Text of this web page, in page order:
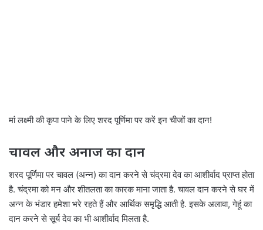
मां लक्ष्मी की कृपा पाने के लिए शरद पूर्णिमा पर करें इन चीजों का दान!
चावल और अनाज का दान
शरद पूर्णिमा पर चावल (अन्न) का दान करने से चंद्रमा देव का आशीर्वाद प्राप्त होता
है. चंद्रमा को मन और शीतलता का कारक माना जाता है. चावल दान करने से घर में
अन्न के भंडार हमेशा भरे रहते हैं और आर्थिक समृद्धि आती है. इसके अलावा, गेहूं का
दान करने से सूर्य देव का भी आशीर्वाद मिलता है.